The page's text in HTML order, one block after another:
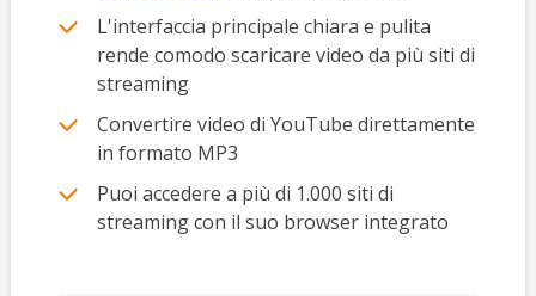
L'interfaccia principale chiara e pulita
rende comodo scaricare video da più siti di
streaming
Convertire video di YouTube direttamente
in formato MP3
Puoi accedere a più di 1.000 siti di
streaming con il suo browser integrato